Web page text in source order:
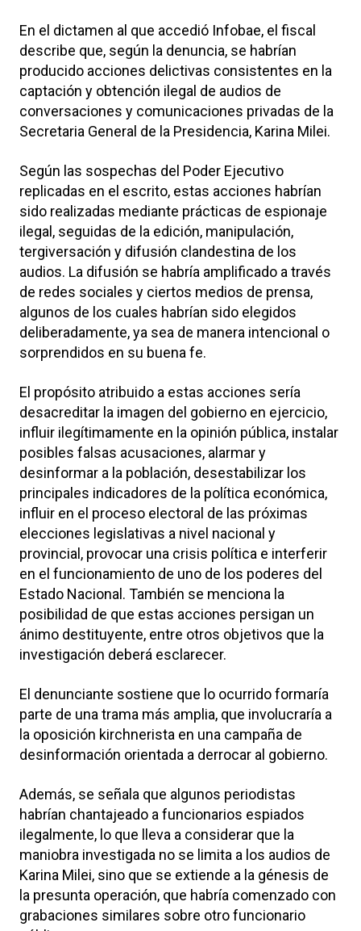
En el dictamen al que accedió Infobae, el fiscal
describe que, según la denuncia, se habrían
producido acciones delictivas consistentes en la
captación y obtención ilegal de audios de
conversaciones y comunicaciones privadas de la
Secretaria General de la Presidencia, Karina Milei.
Según las sospechas del Poder Ejecutivo
replicadas en el escrito, estas acciones habrían
sido realizadas mediante prácticas de espionaje
ilegal, seguidas de la edición, manipulación,
tergiversación y difusión clandestina de los
audios. La difusión se habría amplificado a través
de redes sociales y ciertos medios de prensa,
algunos de los cuales habrían sido elegidos
deliberadamente, ya sea de manera intencional o
sorprendidos en su buena fe.
El propósito atribuido a estas acciones sería
desacreditar la imagen del gobierno en ejercicio,
influir ilegítimamente en la opinión pública, instalar
posibles falsas acusaciones, alarmar y
desinformar a la población, desestabilizar los
principales indicadores de la política económica,
influir en el proceso electoral de las próximas
elecciones legislativas a nivel nacional y
provincial, provocar una crisis política e interferir
en el funcionamiento de uno de los poderes del
Estado Nacional. También se menciona la
posibilidad de que estas acciones persigan un
ánimo destituyente, entre otros objetivos que la
investigación deberá esclarecer.
El denunciante sostiene que lo ocurrido formaría
parte de una trama más amplia, que involucraría a
la oposición kirchnerista en una campaña de
desinformación orientada a derrocar al gobierno.
Además, se señala que algunos periodistas
habrían chantajeado a funcionarios espiados
ilegalmente, lo que lleva a considerar que la
maniobra investigada no se limita a los audios de
Karina Milei, sino que se extiende a la génesis de
la presunta operación, que habría comenzado con
grabaciones similares sobre otro funcionario